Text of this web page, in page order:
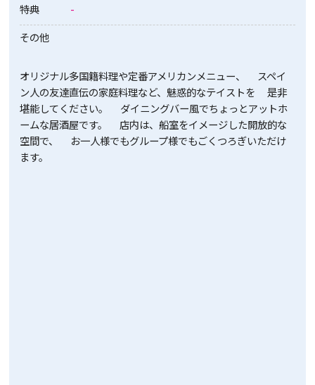
特典
-
その他
オリジナル多国籍料理や定番アメリカンメニュー、 スペイ
ン人の友達直伝の家庭料理など、魅惑的なテイストを 是非
堪能してください。 ダイニングバー風でちょっとアットホ
ームな居酒屋です。 店内は、船室をイメージした開放的な
空間で、 お一人様でもグループ様でもごくつろぎいただけ
ます。